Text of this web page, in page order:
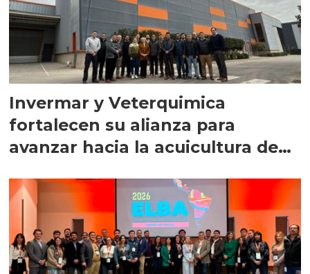
Invermar y Veterquimica
fortalecen su alianza para
avanzar hacia la acuicultura de